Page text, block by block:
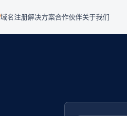
域名注册解决方案合作伙伴关于我们